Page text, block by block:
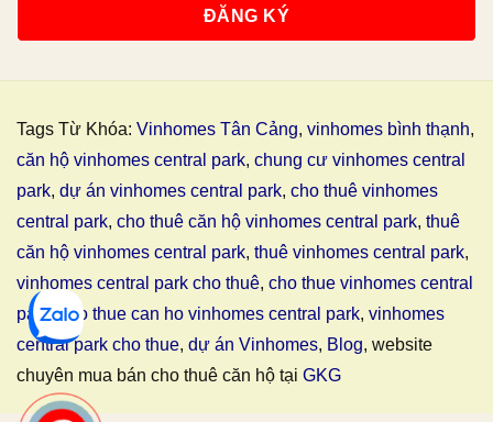
Tags Từ Khóa: Vinhomes Tân Cảng, vinhomes bình thạnh,
căn hộ vinhomes central park, chung cư vinhomes central
park, dự án vinhomes central park, cho thuê vinhomes
central park, cho thuê căn hộ vinhomes central park, thuê
căn hộ vinhomes central park, thuê vinhomes central park,
vinhomes central park cho thuê, cho thue vinhomes central
park,cho thue can ho vinhomes central park, vinhomes
central park cho thue, dự án Vinhomes, Blog, website
chuyên mua bán cho thuê căn hộ tại GKG